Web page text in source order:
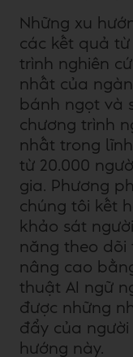
Những xu
các kết quả từ
trình nghiên
nhất của
bánh ngọt và
chương trình
nhất trong
từ 20.000
gia. Phương
chúng tôi kết
khảo sát
năng theo dõi
nâng cao
thuật AI ngữ
được những
đẩy của
hướng này.